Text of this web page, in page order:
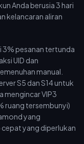
Anda berusia 3 hari
kelancaran aliran
pesanan tertunda
UID dan
manual.
S5 dan S14 untuk
mengincar VIP3
ruang tersembunyi)
yang
yang diperlukan